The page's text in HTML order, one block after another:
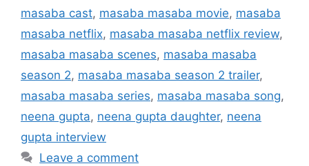
masaba cast, masaba masaba movie, masaba
masaba netflix, masaba masaba netflix review,
masaba masaba scenes, masaba masaba
season 2, masaba masaba season 2 trailer,
masaba masaba series, masaba masaba song,
neena gupta, neena gupta daughter, neena
gupta interview
Leave a comment